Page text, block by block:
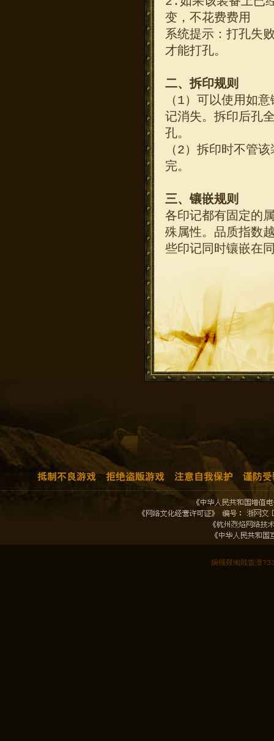
变，不花费费用
系统提示：打孔失
才能打孔。
二、拆印规则
（1）可以使用如
记消失。拆印后孔
孔。
（2）拆印时不管
完。
三、镶嵌规则
各印记都有固定的
殊属性。品质指数
些印记同时镶嵌在
娴欏叕缃戝畨澶